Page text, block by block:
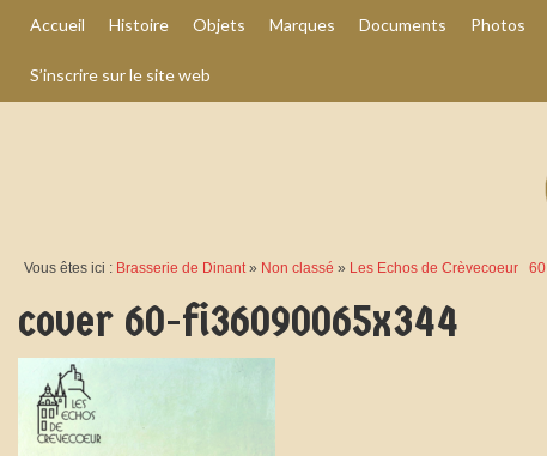
Accueil Histoire Objets Marques Documents Photos
S’inscrire sur le site web
Vous êtes ici : Brasserie de Dinant» Non classé » Les Echos de Crèvecoeur 60
cover 60-fi36090065x344